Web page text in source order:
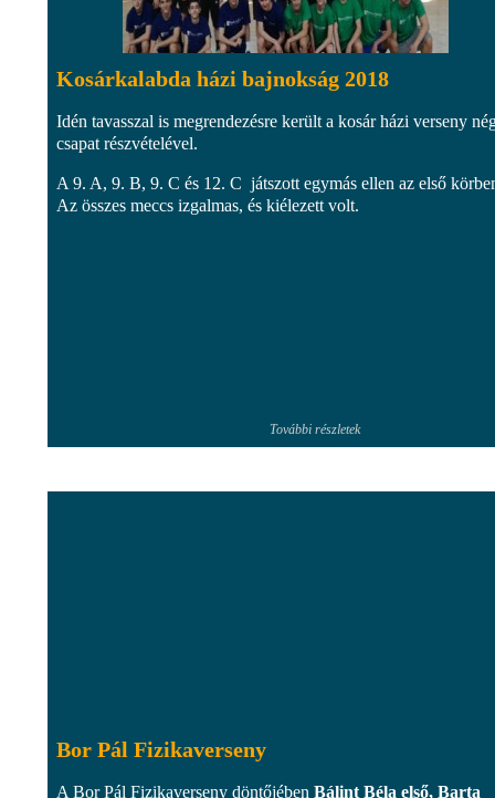
Kosárkalabda házi bajnokság 2018
Idén tavasszal is megrendezésre került a kosár házi verseny
csapat részvételével.
A 9. A, 9. B, 9. C és 12. C játszott egymás ellen az első
Az összes meccs izgalmas, és kiélezett volt.
További részletek
Bor Pál Fizikaverseny
A Bor Pál Fizikaverseny döntőjében Bálint Béla első, Barta